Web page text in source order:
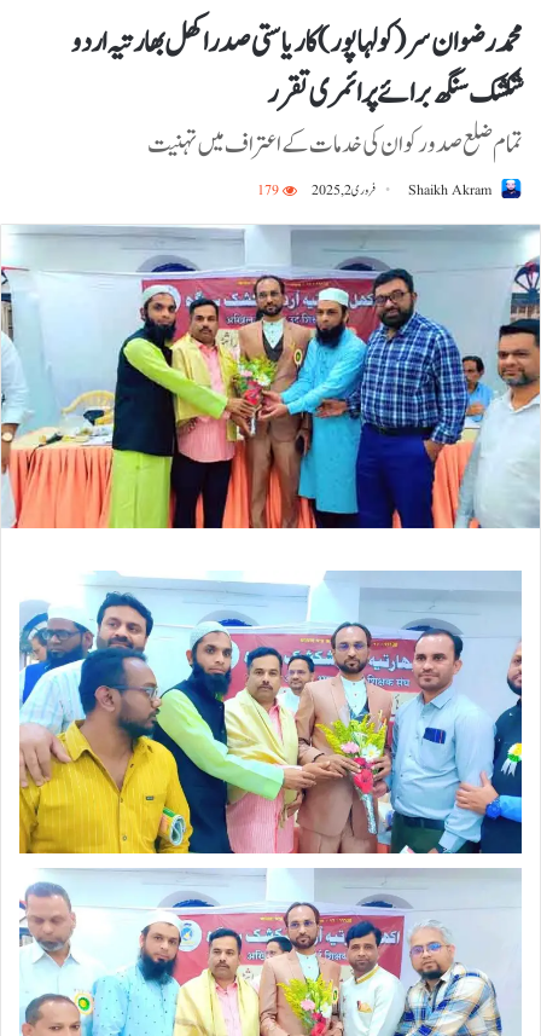
محمد رضوان سر ( کولہا پور ) کا ریاستی صدر اکھل بھارتیہ اردو
شکشک سنگھ برائے پرائمری تقرر
تمام ضلع صدور کو ان کی خدمات کے اعتراف میں تہنیت
Shaikh Akram فروری 2, 2025 179